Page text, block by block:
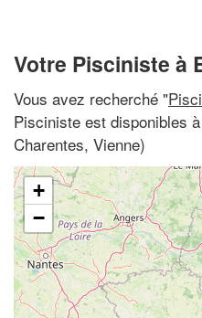
Votre Pisciniste à
Vous avez recherché "
Pisciniste est disponibles
Charentes, Vienne)
+
−